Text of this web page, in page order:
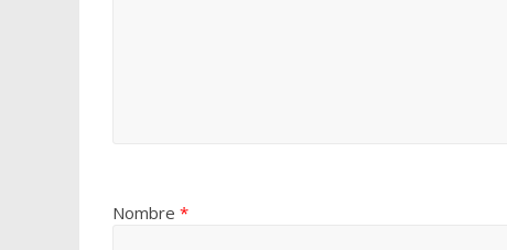
Nombre *